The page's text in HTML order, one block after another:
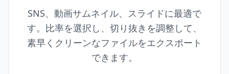
SNS、動画サムネイル、スライドに最適で
す。比率を選択し、切り抜きを調整して、
素早くクリーンなファイルをエクスポート
できます。